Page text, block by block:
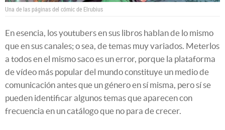
Una de las páginas del cómic de Elrubius
En esencia, los youtubers en sus libros hablan de lo mismo
que en sus canales; o sea, de temas muy variados. Meterlos
a todos en el mismo saco es un error, porque la plataforma
de vídeo más popular del mundo constituye un medio de
comunicación antes que un género en sí misma, pero sí se
pueden identificar algunos temas que aparecen con
frecuencia en un catálogo que no para de crecer.